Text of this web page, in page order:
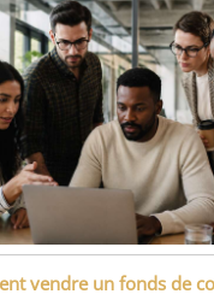
vendre un fonds de